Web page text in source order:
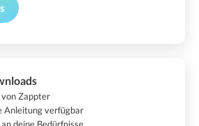
Zappter
Anleitung verfügbar
deine Bedürfnisse